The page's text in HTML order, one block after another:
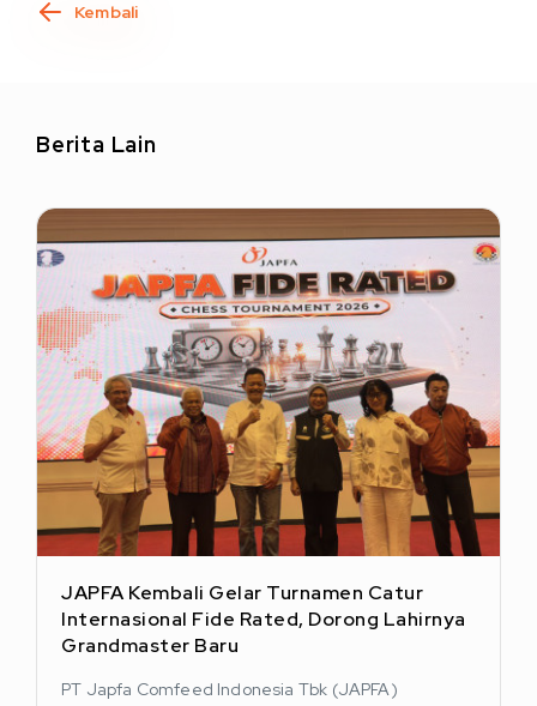
Kembali
Berita Lain
JAPFA Kembali Gelar Turnamen Catur
Internasional Fide Rated, Dorong Lahirnya
Grandmaster Baru
PT Japfa Comfeed Indonesia Tbk (JAPFA)